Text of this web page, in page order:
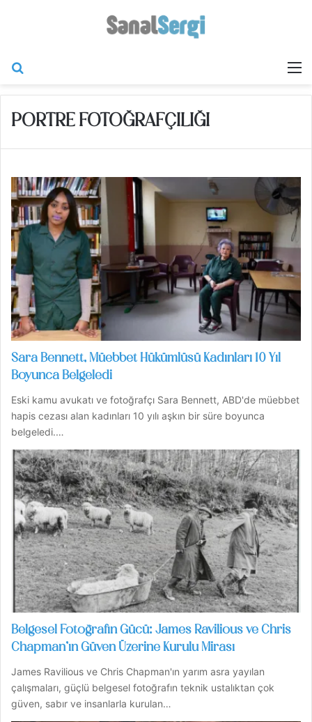
PORTRE FOTOĞRAFÇILIĞI
Sara Bennett, Müebbet Hükümlüsü Kadınları 10 Yıl
Boyunca Belgeledi
Eski kamu avukatı ve fotoğrafçı Sara Bennett, ABD'de müebbet
hapis cezası alan kadınları 10 yılı aşkın bir süre boyunca
belgeledi.…
Belgesel Fotoğrafın Gücü: James Ravilious ve Chris
Chapman’ın Güven Üzerine Kurulu Mirası
James Ravilious ve Chris Chapman'ın yarım asra yayılan
çalışmaları, güçlü belgesel fotoğrafın teknik ustalıktan çok
güven, sabır ve insanlarla kurulan…